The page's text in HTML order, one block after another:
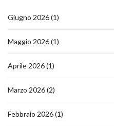
Giugno 2026(1)
Maggio 2026(1)
Aprile 2026(1)
Marzo 2026(2)
Febbraio 2026(1)